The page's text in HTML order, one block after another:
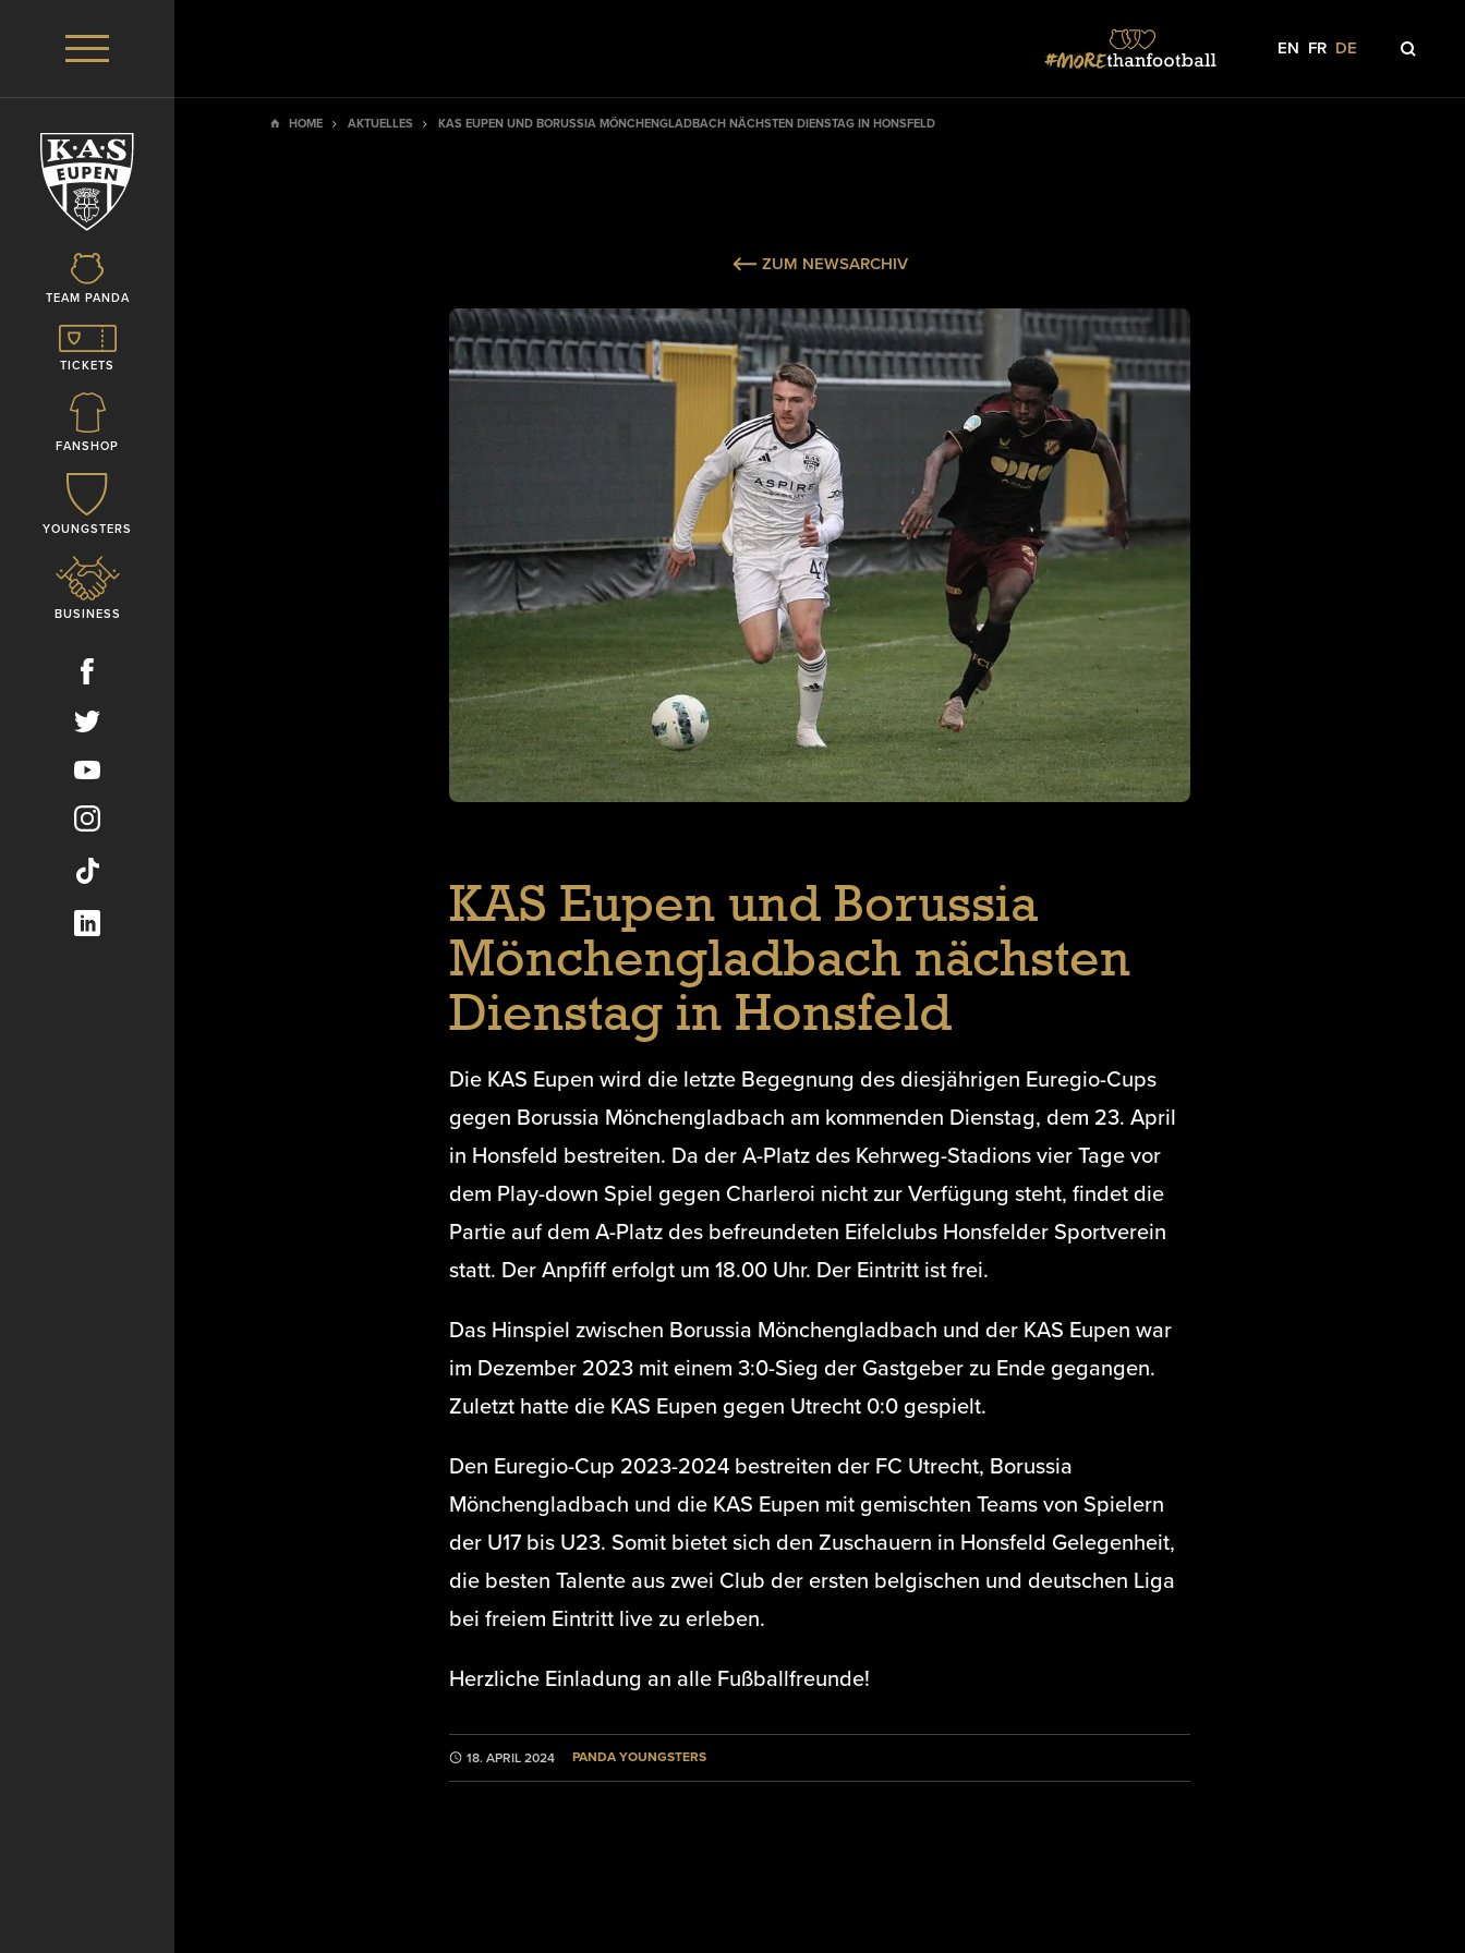
TEAM PANDA
TICKETS
FANSHOP
YOUNGSTERS
BUSINESS
EN FR DE
HOME AKTUELLES KAS EUPEN UND BORUSSIA MÖNCHENGLADBACH NÄCHSTEN DIENSTAG IN HONSFELD
ZUM NEWSARCHIV
KAS Eupen und Borussia
Mönchengladbach nächsten
Dienstag in Honsfeld
Die KAS Eupen wird die letzte Begegnung des diesjährigen Euregio-Cups
gegen Borussia Mönchengladbach am kommenden Dienstag, dem 23. April
in Honsfeld bestreiten. Da der A-Platz des Kehrweg-Stadions vier Tage vor
dem Play-down Spiel gegen Charleroi nicht zur Verfügung steht, findet die
Partie auf dem A-Platz des befreundeten Eifelclubs Honsfelder Sportverein
statt. Der Anpfiff erfolgt um 18.00 Uhr. Der Eintritt ist frei.
Das Hinspiel zwischen Borussia Mönchengladbach und der KAS Eupen war
im Dezember 2023 mit einem 3:0-Sieg der Gastgeber zu Ende gegangen.
Zuletzt hatte die KAS Eupen gegen Utrecht 0:0 gespielt.
Den Euregio-Cup 2023-2024 bestreiten der FC Utrecht, Borussia
Mönchengladbach und die KAS Eupen mit gemischten Teams von Spielern
der U17 bis U23. Somit bietet sich den Zuschauern in Honsfeld Gelegenheit,
die besten Talente aus zwei Club der ersten belgischen und deutschen Liga
bei freiem Eintritt live zu erleben.
Herzliche Einladung an alle Fußballfreunde!
18. APRIL 2024 PANDA YOUNGSTERS